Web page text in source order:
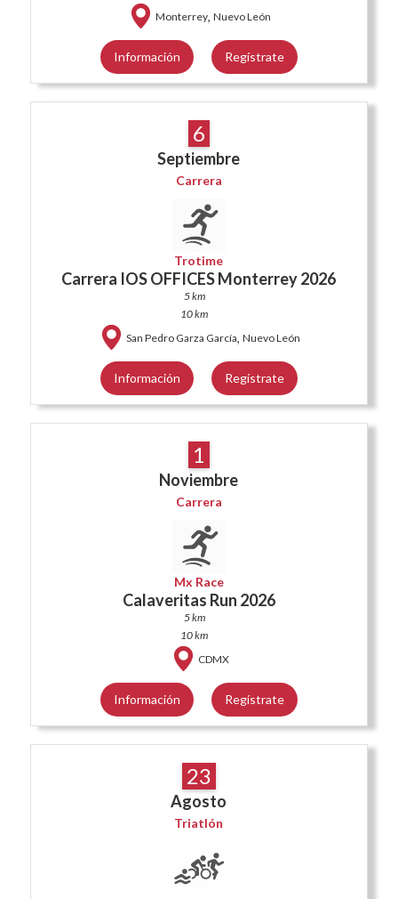
Monterrey, Nuevo León
Información Regístrate
6
Septiembre
Carrera
Trotime
Carrera IOS OFFICES Monterrey 2026
5 km
10 km
San Pedro Garza García, Nuevo León
Información Regístrate
1
Noviembre
Carrera
Mx Race
Calaveritas Run 2026
5 km
10 km
CDMX
Información Regístrate
23
Agosto
Triatlón